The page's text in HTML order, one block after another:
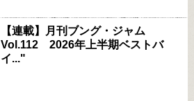
【連載】月刊ブング・ジャム
Vol.112 2026年上半期ベストバ
イ..."